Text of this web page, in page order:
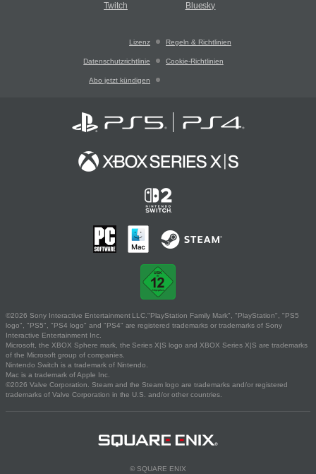
Twitch Bluesky
Lizenz Regeln & Richtlinien
Datenschutzrichtlinie Cookie-Richtlinien
Abo jetzt kündigen
©2026 Sony Interactive Entertainment LLC."PlayStation Family Mark", "PlayStation", "PS5
logo", "PS5", "PS4 logo" and "PS4" are registered trademarks or trademarks of Sony
Interactive Entertainment Inc.
Microsoft, the XBOX Sphere mark, the Series X|S logo and XBOX Series X|S are trademarks
of the Microsoft group of companies.
Nintendo Switch is a trademark of Nintendo.
Mac is a trademark of Apple Inc.
©2026 Valve Corporation. Steam and the Steam logo are trademarks and/or registered
trademarks of Valve Corporation in the U.S. and/or other countries.
© SQUARE ENIX